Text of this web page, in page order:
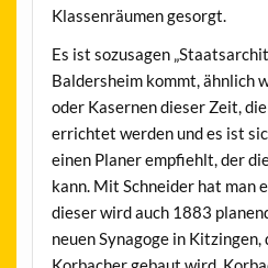
Klassenräumen gesorgt.
Es ist sozusagen
Baldersheim kommt, ähnlich
oder Kasernen dieser Zeit,
errichtet werden und es ist
einen Planer empfiehlt, der
kann. Mit Schneider hat man
dieser wird auch 1883
neuen Synagoge in